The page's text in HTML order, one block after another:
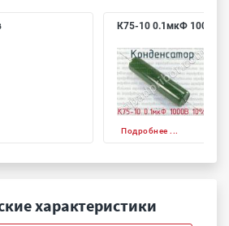
К75-10 0.1мкФ 1000В
Подробнее ...
характеристики